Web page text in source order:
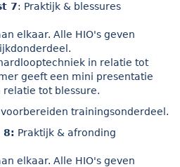
7: Praktijk & blessures
elkaar. Alle HIO's geven
in relatie tot
geeft een mini presentatie
tot blessure.
trainingsonderdeel.
8: Praktijk & afronding
elkaar. Alle HIO's geven